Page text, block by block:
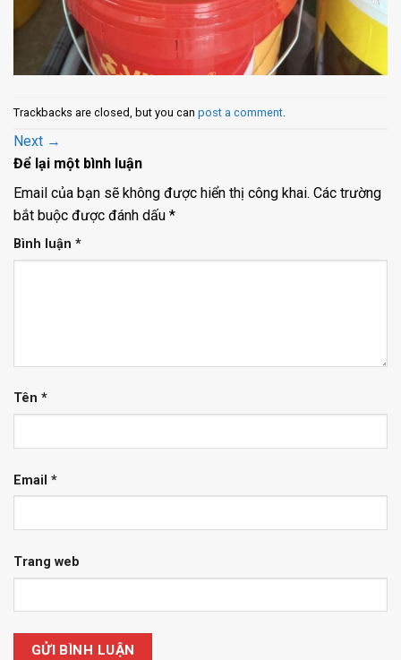
Trackbacks are closed, but you can post a comment
Next →
Để lại một bình luận
Email của bạn sẽ không được hiển thị công khai. Các trường
bắt buộc được đánh dấu *
Bình luận *
Tên *
Email *
Trang web